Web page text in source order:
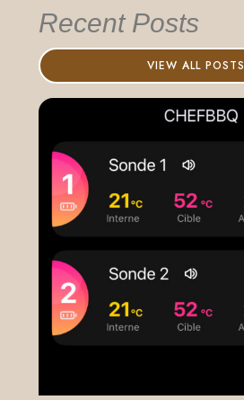
Recent Posts
VIEW ALL POSTS